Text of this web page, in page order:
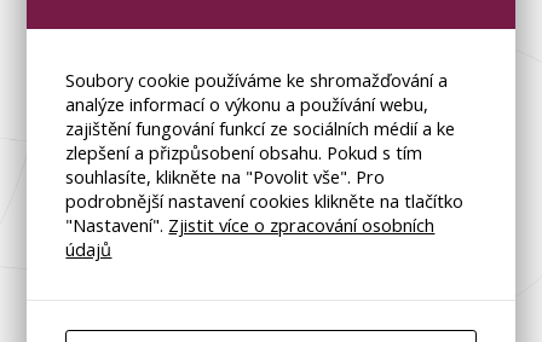
Soubory cookie používáme ke shromažďování a
analýze informací o výkonu a používání webu,
zajištění fungování funkcí ze sociálních médií a ke
zlepšení a přizpůsobení obsahu. Pokud s tím
souhlasíte, klikněte na "Povolit vše". Pro
podrobnější nastavení cookies klikněte na tlačítko
"Nastavení". Zjistit více o zpracování osobních
údajů